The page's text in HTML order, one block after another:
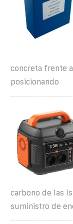
concreta frente
posicionando
carbono de las
suministro de